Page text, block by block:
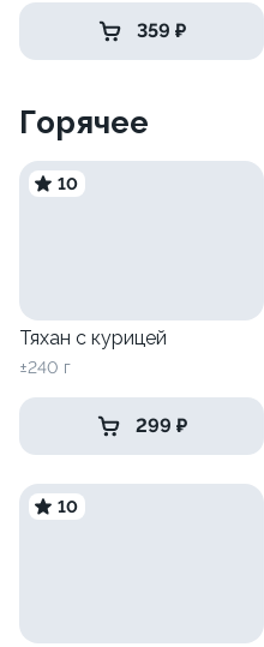
359 ₽
Горячее
10
Тяхан с курицей
±240 г
299 ₽
10